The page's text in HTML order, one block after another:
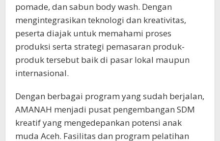
pomade, dan sabun body wash. Dengan
mengintegrasikan teknologi dan kreativitas,
peserta diajak untuk memahami proses
produksi serta strategi pemasaran produk-
produk tersebut baik di pasar lokal maupun
internasional.
Dengan berbagai program yang sudah berjalan,
AMANAH menjadi pusat pengembangan SDM
kreatif yang mengedepankan potensi anak
muda Aceh. Fasilitas dan program pelatihan